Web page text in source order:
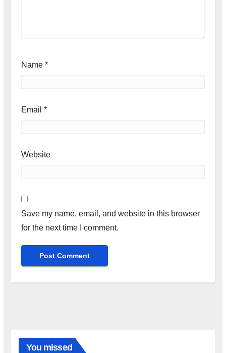
Name *
Email *
Website
Save my name, email, and website in this browser
for the next time I comment.
You missed